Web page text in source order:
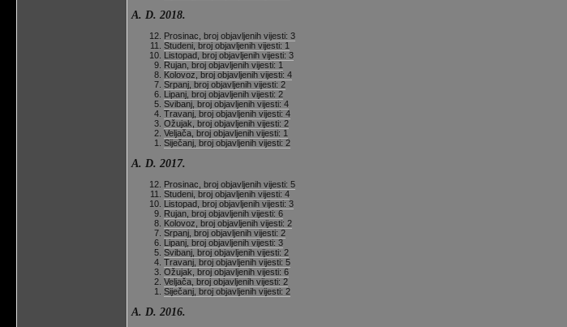
A. D. 2018.
Prosinac, broj objavljenih vijesti: 3
Studeni, broj objavljenih vijesti: 1
Listopad, broj objavljenih vijesti: 3
Rujan, broj objavljenih vijesti: 1
Kolovoz, broj objavljenih vijesti: 4
Srpanj, broj objavljenih vijesti: 2
Lipanj, broj objavljenih vijesti: 2
Svibanj, broj objavljenih vijesti: 4
Travanj, broj objavljenih vijesti: 4
Ožujak, broj objavljenih vijesti: 2
Veljača, broj objavljenih vijesti: 1
Siječanj, broj objavljenih vijesti: 2
A. D. 2017.
Prosinac, broj objavljenih vijesti: 5
Studeni, broj objavljenih vijesti: 4
Listopad, broj objavljenih vijesti: 3
Rujan, broj objavljenih vijesti: 6
Kolovoz, broj objavljenih vijesti: 2
Srpanj, broj objavljenih vijesti: 2
Lipanj, broj objavljenih vijesti: 3
Svibanj, broj objavljenih vijesti: 2
Travanj, broj objavljenih vijesti: 5
Ožujak, broj objavljenih vijesti: 6
Veljača, broj objavljenih vijesti: 2
Siječanj, broj objavljenih vijesti: 2
A. D. 2016.